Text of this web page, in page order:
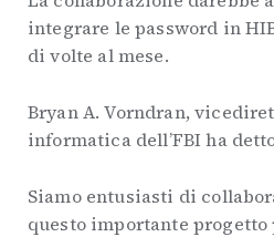
integrare le password in
di volte al mese.
Bryan A. Vorndran,
informatica dell’FBI ha
Siamo entusiasti di
questo importante progetto